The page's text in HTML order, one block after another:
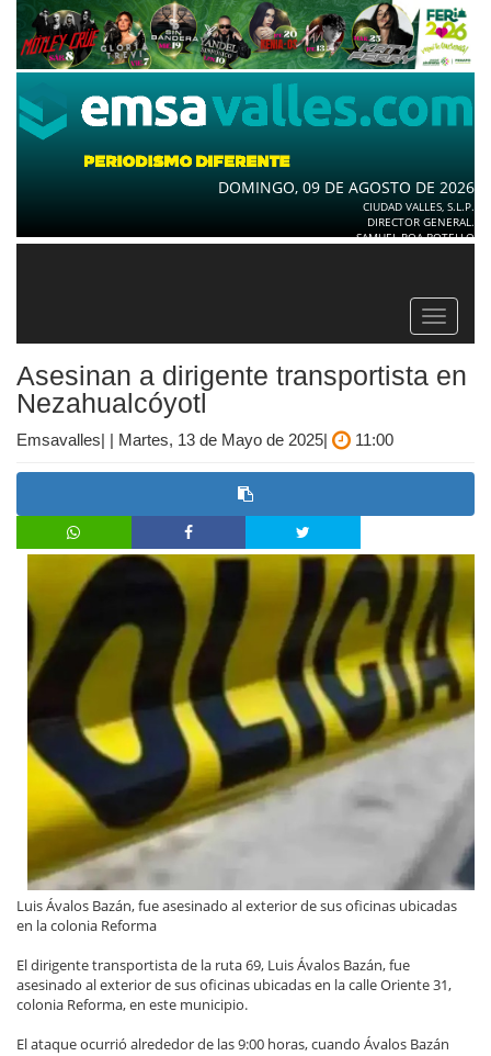
DOMINGO, 09 DE AGOSTO DE 2026
CIUDAD VALLES, S.L.P.
DIRECTOR GENERAL.
SAMUEL ROA BOTELLO
Toggle
Asesinan a dirigente transportista en
Nezahualcóyotl
Emsavalles| | Martes, 13 de Mayo de 2025| 11:00
Luis Ávalos Bazán, fue asesinado al exterior de sus oficinas ubicadas
en la colonia Reforma
El dirigente transportista de la ruta 69, Luis Ávalos Bazán, fue
asesinado al exterior de sus oficinas ubicadas en la calle Oriente 31,
colonia Reforma, en este municipio.
El ataque ocurrió alrededor de las 9:00 horas, cuando Ávalos Bazán